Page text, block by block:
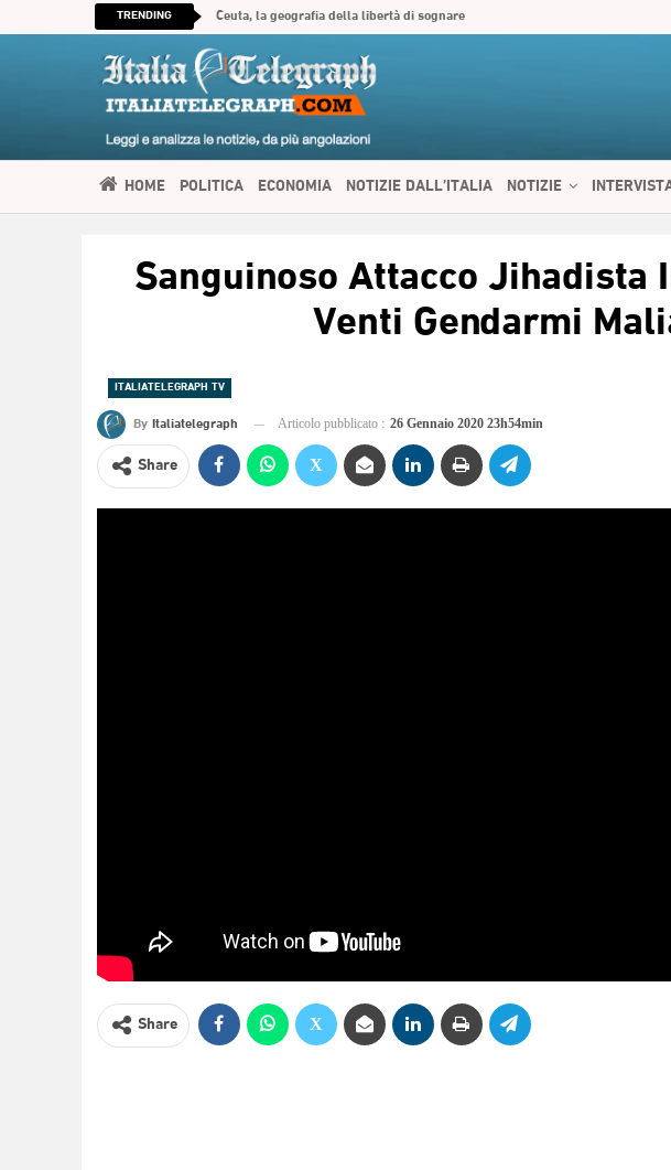
TRENDING Ceuta, la geografia della libertà di sognare
HOME POLITICA ECONOMIA NOTIZIE DALL’ITALIA NOTIZIE
العربية
Sanguinoso Attacco Jihadista
Venti Gendarmi
ITALIATELEGRAPH TV
By Italiatelegraph Articolo pubblicato : 26 Gennaio 2020 23h54min
Share
Share